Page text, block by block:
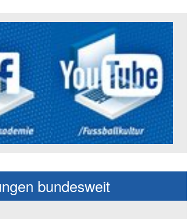
bundesweit